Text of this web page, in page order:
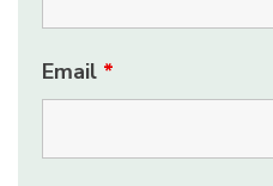
Email *